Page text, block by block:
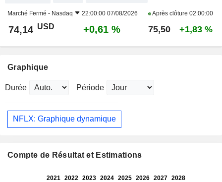
Marché Fermé - Nasdaq 22:00:00 07/08/2026 Après clôture 02:00:00
74,14 USD +0,61 % 75,50 +1,83 %
Graphique
Durée Période
NFLX: Graphique dynamique
Compte de Résultat et Estimations